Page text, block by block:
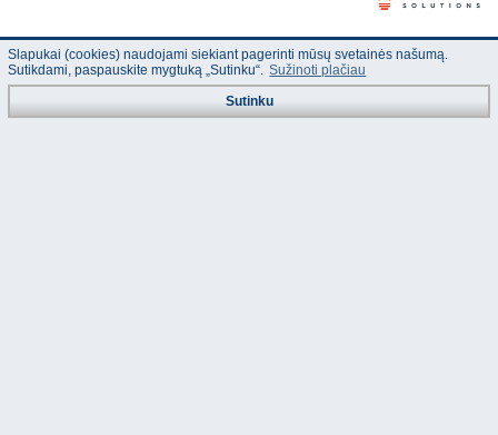
Slapukai (cookies) naudojami siekiant pagerinti mūsų svetainės našumą.
Sutikdami, paspauskite mygtuką „Sutinku“. Sužinoti plačiau
Sutinku